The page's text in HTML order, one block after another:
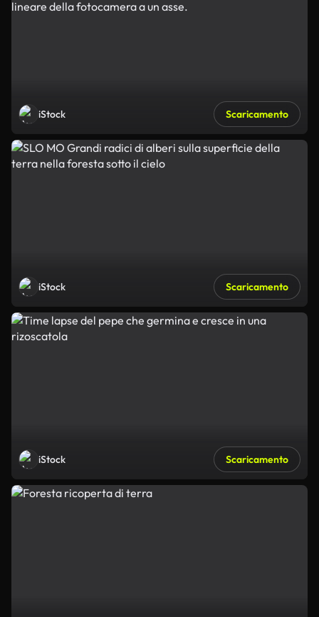
iStock Scaricamento
iStock Scaricamento
iStock Scaricamento